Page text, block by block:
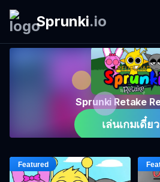
Sprunki.io
Sprunki Retake
เล่นเกมเดี๋ย